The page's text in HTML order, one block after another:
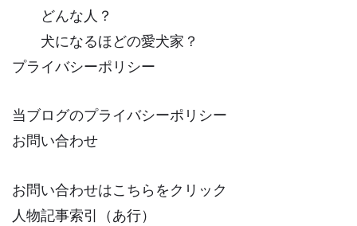
どんな人？
犬になるほどの愛犬家？
プライバシーポリシー
当ブログのプライバシーポリシー
お問い合わせ
お問い合わせはこちらをクリック
人物記事索引（あ行）